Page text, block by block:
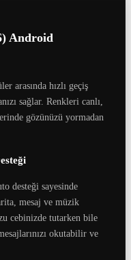
Android
arasında hızlı geçiş
sağlar. Renkleri canlı,
gözünüzü yormadan
desteği sayesinde
mesaj ve müzik
cebinizde tutarken bile
okutabilir ve